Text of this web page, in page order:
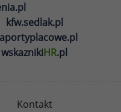
kfw.sedlak.pl
wskaznikiHR.pl
Kontakt